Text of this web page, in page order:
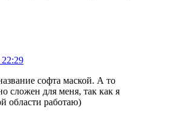
22:29
софта маской. А то
сложен для меня, так как я
области работаю)